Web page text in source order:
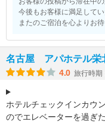
今後もお客様に満足して
またのご宿泊を心よりお
名古屋 アパホテル栄
4.0 旅行時期
ホテルチェックインカウ
のでエレベーターを過ぎ